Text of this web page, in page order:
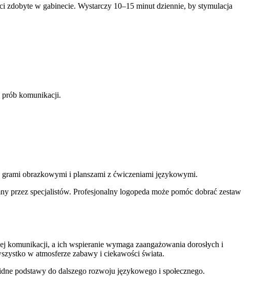
zdobyte w gabinecie. Wystarczy 10–15 minut dziennie, by stymulacja
prób komunikacji.
obrazkowymi i planszami z ćwiczeniami językowymi.
przez specjalistów. Profesjonalny logopeda może pomóc dobrać zestaw
komunikacji, a ich wspieranie wymaga zaangażowania dorosłych i
w atmosferze zabawy i ciekawości świata.
podstawy do dalszego rozwoju językowego i społecznego.